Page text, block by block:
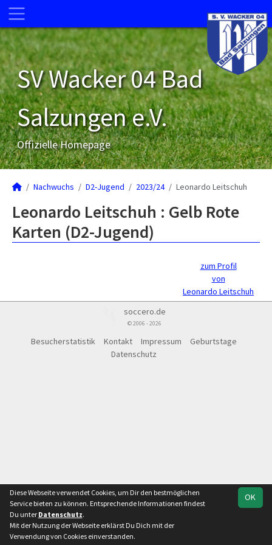
SV Wacker 04 Bad
Salzungen e.V.
Offizielle Homepage
Nachwuchs D2-Jugend 2023/24 Leonardo Leitschuh
Leonardo Leitschuh : Gelb Rote
Karten (D2-Jugend)
zum Profil
von
Leonardo Leitschuh
soccero.de
© 2006 - 2026
Besucherstatistik Kontakt Impressum
Geburtstage
Datenschutz
OK
Diese Webseite verwendet Cookies, um Dir den bestmöglichen
Service bieten zu können. Entsprechende Informationen findest
Du unter Datenschutz.
Mit der Nutzung der Webseite erklärst Du Dich mit der
Verwendung von Cookies einverstanden.